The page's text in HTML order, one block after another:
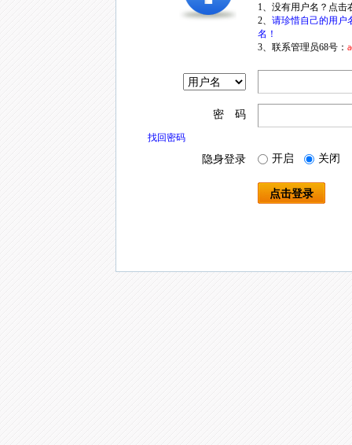
1、没有用户名？点
2、 请珍惜自己的用户
名！
3、联系管理员68号：
密 码
找回密码
隐身登录 开启 关闭
点击登录